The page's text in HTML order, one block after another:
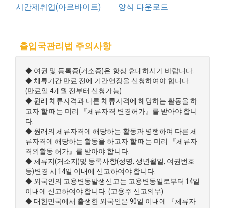
시간제취업(아르바이트) 양식 다운로드
출입국관리법 주의사항
◆ 여권 및 등록증(거소증)은 항상 휴대하시기 바랍니다.
◆ 체류기간 만료 전에 기간연장을 신청하여야 합니다.
(만료일 4개월 전부터 신청가능)
◆ 원래 체류자격과 다른 체류자격에 해당하는 활동을 하
고자 할 때는 미리 『체류자격 변경허가』를 받아야 합니
다.
◆ 원래의 체류자격에 해당하는 활동과 병행하여 다른 체
류자격에 해당하는 활동을 하고자 할 때는 미리 『체류자
격외활동 허가』를 받아야 합니다.
◆ 체류지(거소지)및 등록사항(성명, 생년월일, 여권번호
등)변경 시 14일 이내에 신고하여야 합니다.
◆ 외국인의 고용변동발생신고는 고용변동일로부터 14일
이내에 신고하여야 합니다. (고용주 신고의무)
◆ 대한민국에서 출생한 외국인은 90일 이내에 『체류자